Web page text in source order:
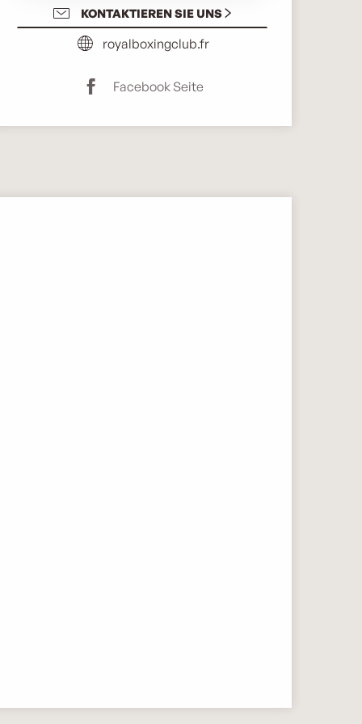
KONTAKTIEREN SIE UNS
royalboxingclub.fr
Facebook Seite